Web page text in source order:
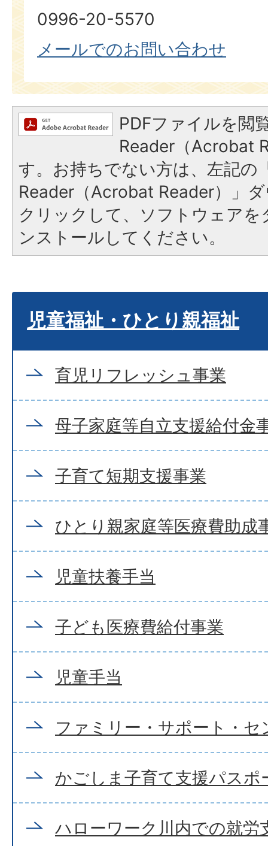
0996-20-5570
メールでのお問い合わせ
PDFファイルを閲
Reader（Acrobat
す。お持ちでない方は、左記の
Reader（Acrobat Reader）」
クリックして、ソフトウェア
ンストールしてください。
児童福祉・ひとり親福祉
育児リフレッシュ事業
母子家庭等自立支援給付金
子育て短期支援事業
ひとり親家庭等医療費助成
児童扶養手当
子ども医療費給付事業
児童手当
ファミリー・サポート・セ
かごしま子育て支援パスポ
ハローワーク川内での就労